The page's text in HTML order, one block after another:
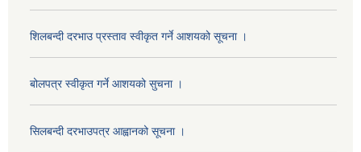
शिलबन्दी दरभाउ प्रस्ताव स्वीकृत गर्ने आशयको सूचना ।
बोलपत्र स्वीकृत गर्ने आशयको सुचना ।
सिलबन्दी दरभाउपत्र आह्वानको सूचना ।